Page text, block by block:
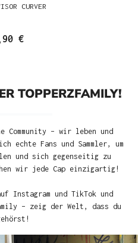
CURVER
€
TOPPERZFAMILY!
– wir leben und
echte Fans und Sammler, um
und sich gegenseitig zu
wir jede Cap einzigartig!
Instagram und TikTok und
– zeig der Welt, dass du